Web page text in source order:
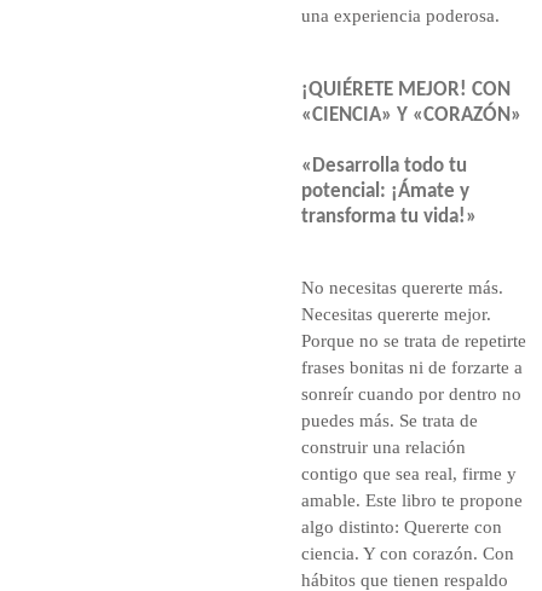
una experiencia poderosa.
¡QUIÉRETE MEJOR! CON
«CIENCIA» Y «CORAZÓN»
«Desarrolla todo tu
potencial: ¡Ámate y
transforma tu vida!»
No necesitas quererte más.
Necesitas quererte mejor.
Porque no se trata de repetirte
frases bonitas ni de forzarte a
sonreír cuando por dentro no
puedes más. Se trata de
construir una relación
contigo que sea real, firme y
amable. Este libro te propone
algo distinto: Quererte con
ciencia. Y con corazón. Con
hábitos que tienen respaldo